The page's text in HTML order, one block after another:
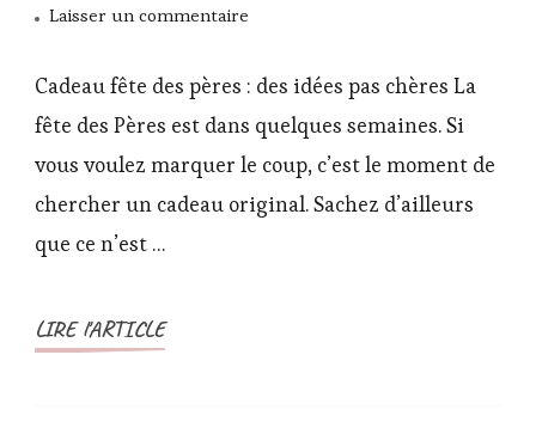
Laisser un commentaire
Fête
Pères
au
meilleur
Cadeau fête des pères : des idées pas chères La
fête des Pères est dans quelques semaines. Si
vous voulez marquer le coup, c’est le moment de
chercher un cadeau original. Sachez d’ailleurs
que ce n’est …
LIRE l'ARTICLE